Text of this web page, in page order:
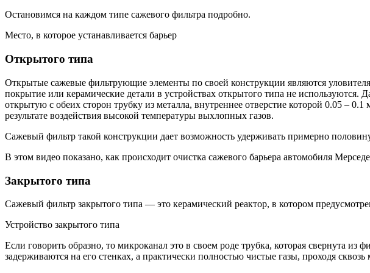
Остановимся на каждом типе сажевого фильтра подробно.
Место, в которое устанавливается барьер
Открытого типа
Открытые сажевые фильтрующие элементы по своей конструкции являются
покрытие или керамические детали в устройствах открытого типа не
открытую с обеих сторон трубку из металла, внутреннее отверстие которой 0.05 –
результате воздействия высокой температуры выхлопных газов.
Сажевый фильтр такой конструкции дает возможность удерживать примерно
В этом видео показано, как происходит очистка сажевого барьера автомобиля
Закрытого типа
Сажевый фильтр закрытого типа — это керамический реактор, в котором
Устройство закрытого типа
Если говорить образно, то микроканал это в своем роде трубка, которая свернута
задерживаются на его стенках, а практически полностью чистые газы, проходя